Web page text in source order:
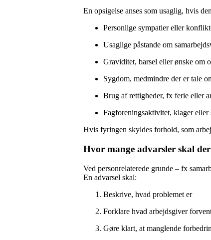
En opsigelse anses som usaglig, hvis
Personlige sympatier eller
Usaglige påstande om
Graviditet, barsel eller ønske om
Sygdom, medmindre der er tale
Brug af rettigheder, fx ferie eller
Fagforeningsaktivitet, klager
Hvis fyringen skyldes forhold, som
Hvor mange advarsler skal
Ved personrelaterede grunde – fx
En advarsel skal:
Beskrive, hvad problemet er
Forklare hvad arbejdsgiver
Gøre klart, at manglende